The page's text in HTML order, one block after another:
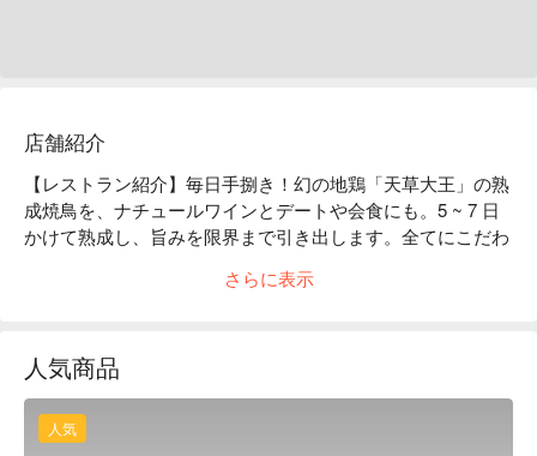
店舗紹介
【レストラン紹介】毎日手捌き！幻の地鶏「天草大王」の熟
成焼鳥を、ナチュールワインとデートや会食にも。5 ~ 7 日
かけて熟成し、旨みを限界まで引き出します。全てにこだわ
ら、食べると違いは歴然。食材との新たな出会いも楽しんで
特におすすめは「抱きねぎま」。熟成による皮のパリッと
感、肉の旨み、ネギの甘みが合わさり至高の一口に。また、
至高の一串を作るため、串打ち・味付け・炭・焼き方、全て
にこだわっています。
さらに表示
人気商品
人気